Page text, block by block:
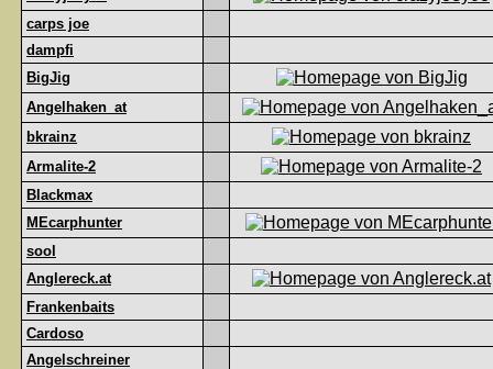
carps joe
dampfi
BigJig
Angelhaken_at
bkrainz
Armalite-2
Blackmax
MEcarphunter
sool
Anglereck.at
Frankenbaits
Cardoso
Angelschreiner